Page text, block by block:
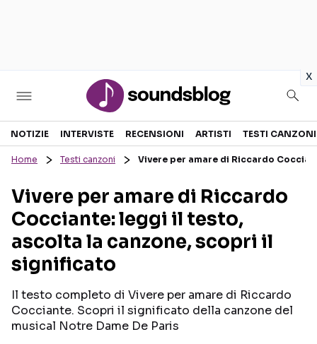
x
Sezioni
RECENSIONI MUSICALI
INTERVISTE
GOSSIP E CURIOSITÀ
TESTI CANZONI
TOUR ED EVENTI
TALENT SHOW
NOTIZIE INTERVISTE RECENSIONI ARTISTI TESTI CANZONI
Home Testi canzoni Vivere per amare di Riccardo
Vivere per amare di Riccardo
Cocciante: leggi il testo,
ascolta la canzone, scopri il
significato
Il testo completo di Vivere per amare di Riccardo
Cocciante. Scopri il significato della canzone del
musical Notre Dame De Paris